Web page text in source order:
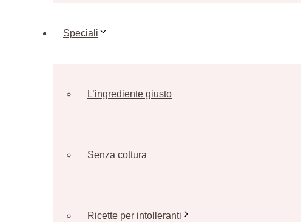
Speciali
L’ingrediente giusto
Senza cottura
Ricette per intolleranti